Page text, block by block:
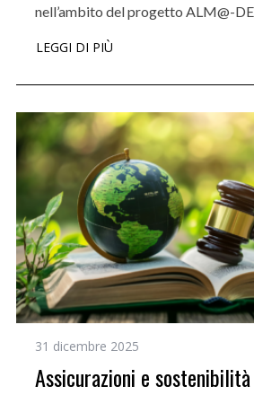
nell’ambito del progetto ALM@-
LEGGI DI PIÙ
31 dicembre 2025
Assicurazioni e sostenibilità